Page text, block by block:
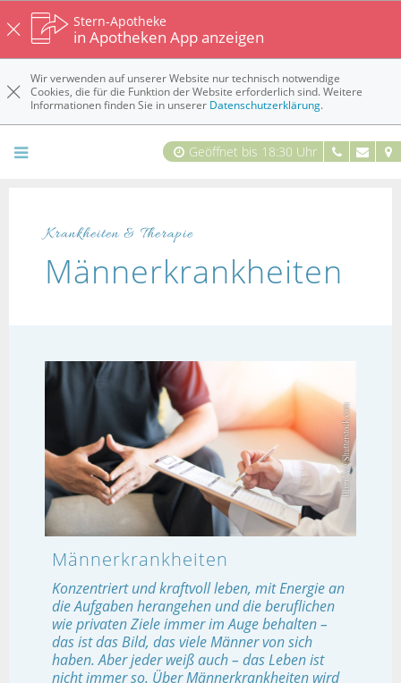
Stern-Apotheke
in Apotheken App anzeigen
Wir verwenden auf unserer Website nur technisch notwendige
Cookies, die für die Funktion der Website erforderlich sind. Weitere
Informationen finden Sie in unserer Datenschutzerklärung.
Geöffnet bis 18:30 Uhr
Krankheiten & Therapie
Männerkrankheiten
Männerkrankheiten
Konzentriert und kraftvoll leben, mit Energie an
die Aufgaben herangehen und die beruflichen
wie privaten Ziele immer im Auge behalten –
das ist das Bild, das viele Männer von sich
haben. Aber jeder weiß auch – das Leben ist
nicht immer so. Über Männerkrankheiten wird